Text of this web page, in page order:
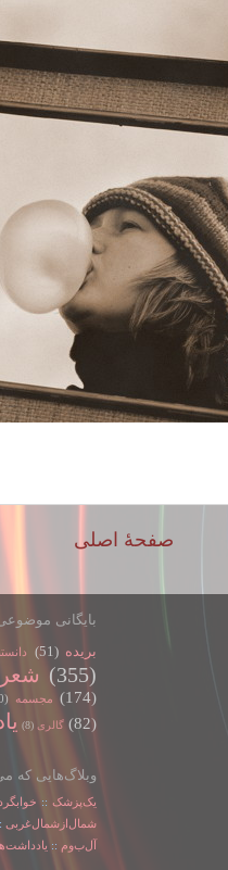
صفحهٔ اصلی
بایگانی
بریده (51)
(355) شعر
(174) مجسمه
(82) گالری (8)
وبلاگ‌هایی که
یک‌پزشک:: خوابگرد
شمال‌از‌شمال‌غربی
آل‌ب‌و‌م ::